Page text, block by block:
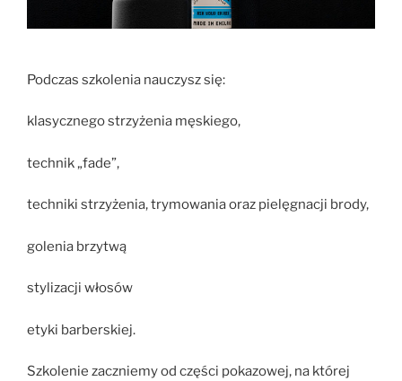
Podczas szkolenia nauczysz się:
klasycznego strzyżenia męskiego,
technik „fade”,
techniki strzyżenia, trymowania oraz pielęgnacji brody,
golenia brzytwą
stylizacji włosów
etyki barberskiej.
Szkolenie zaczniemy od części pokazowej, na której